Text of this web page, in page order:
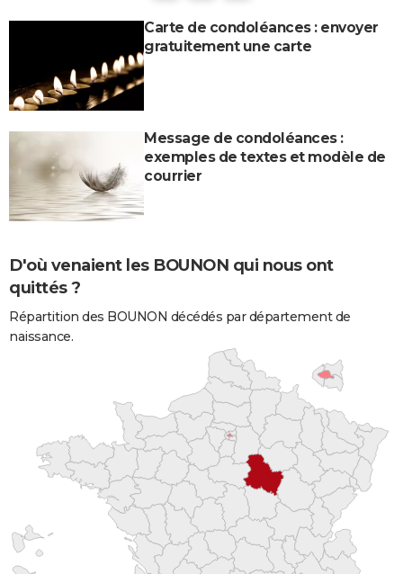
Carte de condoléances : envoyer
gratuitement une carte
Message de condoléances :
exemples de textes et modèle de
courrier
D'où venaient les BOUNON qui nous ont
quittés ?
Répartition des BOUNON décédés par département de
naissance.